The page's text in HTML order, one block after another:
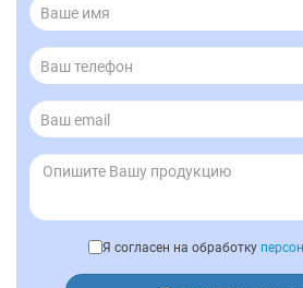
Я согласен на обработку